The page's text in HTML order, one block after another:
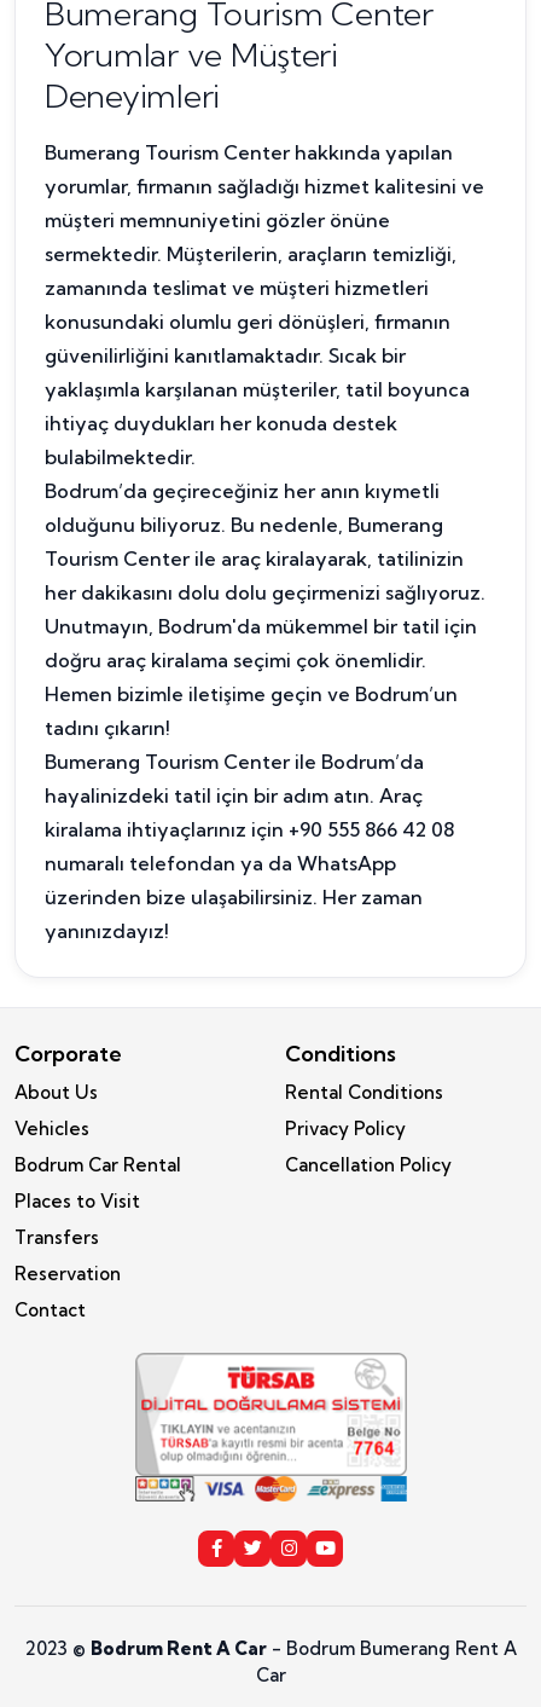
Bumerang Tourism Center
Yorumlar ve Müşteri
Deneyimleri
Bumerang Tourism Center hakkında yapılan
yorumlar, firmanın sağladığı hizmet kalitesini ve
müşteri memnuniyetini gözler önüne
sermektedir. Müşterilerin, araçların temizliği,
zamanında teslimat ve müşteri hizmetleri
konusundaki olumlu geri dönüşleri, firmanın
güvenilirliğini kanıtlamaktadır. Sıcak bir
yaklaşımla karşılanan müşteriler, tatil boyunca
ihtiyaç duydukları her konuda destek
bulabilmektedir.
Bodrum’da geçireceğiniz her anın kıymetli
olduğunu biliyoruz. Bu nedenle, Bumerang
Tourism Center ile araç kiralayarak, tatilinizin
her dakikasını dolu dolu geçirmenizi sağlıyoruz.
Unutmayın, Bodrum'da mükemmel bir tatil için
doğru araç kiralama seçimi çok önemlidir.
Hemen bizimle iletişime geçin ve Bodrum’un
tadını çıkarın!
Bumerang Tourism Center ile Bodrum’da
hayalinizdeki tatil için bir adım atın. Araç
kiralama ihtiyaçlarınız için +90 555 866 42 08
numaralı telefondan ya da WhatsApp
üzerinden bize ulaşabilirsiniz. Her zaman
yanınızdayız!
Corporate
About Us
Vehicles
Bodrum Car Rental
Places to Visit
Transfers
Reservation
Contact
Conditions
Rental Conditions
Privacy Policy
Cancellation Policy
2023 © Bodrum Rent A Car- Bodrum Bumerang Rent A
Car